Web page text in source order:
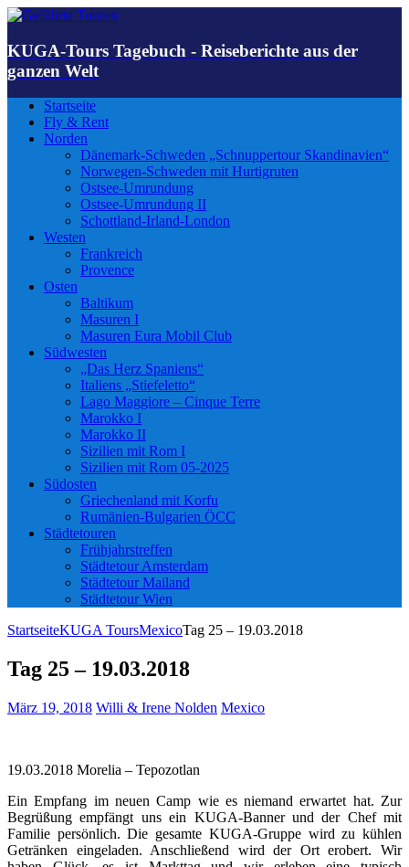
KUGA-Tours Tagebuch - Reiseberichte aus der
ganzen Welt
Startseite
Fly & Rent
Norden
Dänemark-Schweden „Schnuppertour Skandinavien“
Norwegen-Schweden mit Hurtigruten
Ostsee-Umrundung
Ostsee-Umrundung II
Schottland-Irland-London
Westen
Frankreich
Provence
Osten
Baltikum
Masuren I
Masuren Eura Mobil Club
Südwesten
„Das Herz Spaniens“
Italiens „Stiefeletto“
Lago Maggiore – Cinque Terre
Marokko I
Marokko II
Sizilien mit Rom I
Sizilien mit Rom 05-2025
Südosten
Griechenland mit Korfu
Rumänien-Bulgarien ÖCC
Städtetouren
Frühjahrstreffen
Städtetour Amsterdam
Städtetour Mailand
Städtetour Wien
StartseiteKUGA ToursMexicoTag 25 – 19.03.2018
Tag 25 – 19.03.2018
März 19, 2018 Willi & Irene Nolden Mexico
19.03.2018 Morelia – Tepozotlan
Ein Empfang im neuen Camp wie es niemand erwartet hat. Zur
Begrüßung empfängt uns ein KUGA-Banner und der Chef mit
Familie persönlich. Die gesamte KUGA-Gruppe wird zu kühlen
Getränken eingeladen. Anschließend wird der Ort erobert. Wir